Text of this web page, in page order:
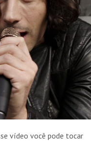
vídeo você pode tocar